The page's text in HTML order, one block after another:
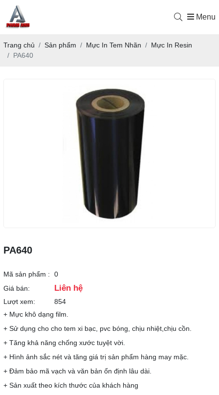
Menu
Trang chủ Sản phẩm Mực In Tem Nhãn
Mực In Resin
PA640
PA640
Mã sản phẩm :
0
Giá bán:
Liên hệ
Lượt xem:
854
+ Mực khô dạng film.
+ Sử dụng cho cho tem xi bạc, pvc bóng, chịu nhiệt,chịu cồn.
+ Tăng khả năng chống xước tuyệt vời.
+ Hình ảnh sắc nét và tăng giá trị sản phẩm hàng may mặc.
+ Đảm bảo mã vạch và văn bản ổn định lâu dài.
+ Sản xuất theo kích thước của khách hàng